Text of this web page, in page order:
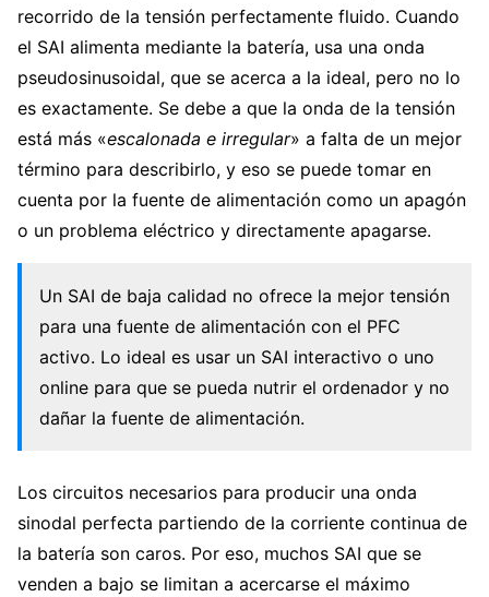
recorrido de la tensión perfectamente fluido. Cuando
el SAI alimenta mediante la batería, usa una onda
pseudosinusoidal, que se acerca a la ideal, pero no lo
es exactamente. Se debe a que la onda de la tensión
está más «escalonada e irregular» a falta de un mejor
término para describirlo, y eso se puede tomar en
cuenta por la fuente de alimentación como un apagón
o un problema eléctrico y directamente apagarse.
Un SAI de baja calidad no ofrece la mejor tensión
para una fuente de alimentación con el PFC
activo. Lo ideal es usar un SAI interactivo o uno
online para que se pueda nutrir el ordenador y no
dañar la fuente de alimentación.
Los circuitos necesarios para producir una onda
sinodal perfecta partiendo de la corriente continua de
la batería son caros. Por eso, muchos SAI que se
venden a bajo se limitan a acercarse el máximo